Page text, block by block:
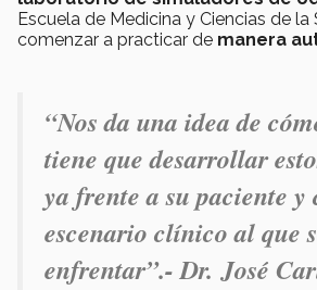
Escuela de Medicina y Ciencias de la
comenzar a practicar de manera
“Nos da una idea de
tiene que desarrollar
ya frente a su paciente y
escenario clínico al que
enfrentar”.- Dr.José